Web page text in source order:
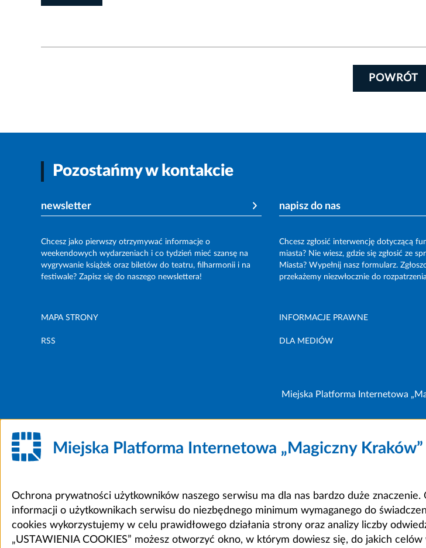
POWRÓT
Pozostańmy w kontakcie
newsletter
Chcesz jako pierwszy otrzymywać informacje o
weekendowych wydarzeniach i co tydzień mieć szansę na
wygrywanie książek oraz biletów do teatru, filharmonii i na
festiwale? Zapisz się do naszego newslettera!
napisz do nas
Chcesz zgłosić interwencję dotyczącą
miasta? Nie wiesz, gdzie się zgłosić ze
Miasta? Wypełnij nasz formularz.
przekażemy niezwłocznie do
MAPA STRONY INFORMACJE PRAWNE
RSS DLA MEDIÓW
Miejska Platforma Internetowa
Miejska Platforma Internetowa „Magiczny Kraków”
Ochrona prywatności użytkowników naszego serwisu ma dla nas bardzo duże
informacji o użytkownikach serwisu do niezbędnego minimum wymaganego do
cookies wykorzystujemy w celu prawidłowego działania strony oraz analizy liczby
„USTAWIENIA COOKIES” możesz otworzyć okno, w którym dowiesz się, do jakich